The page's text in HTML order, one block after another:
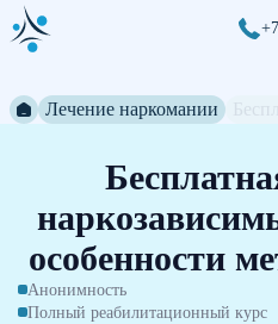
Лечение наркомании
особенности
Анонимность
Полный реабилитационный курс